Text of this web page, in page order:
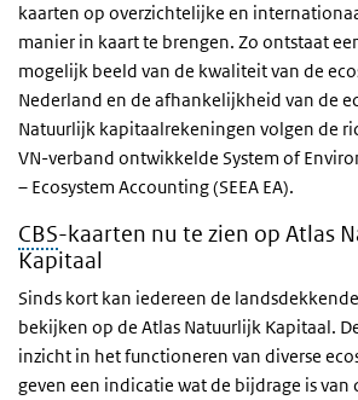
kaarten op overzichtelijke en
manier in kaart te brengen. Zo ontstaat
mogelijk beeld van de kwaliteit van de
Nederland en de afhankelijkheid van de
Natuurlijk kapitaalrekeningen volgen de
VN-verband ontwikkelde System of
– Ecosystem Accounting (SEEA EA).
CBS-kaarten nu te zien op Atlas
Kapitaal
Sinds kort kan iedereen de
bekijken op de Atlas Natuurlijk Kapitaal.
inzicht in het functioneren van diverse
geven een indicatie wat de bijdrage is van